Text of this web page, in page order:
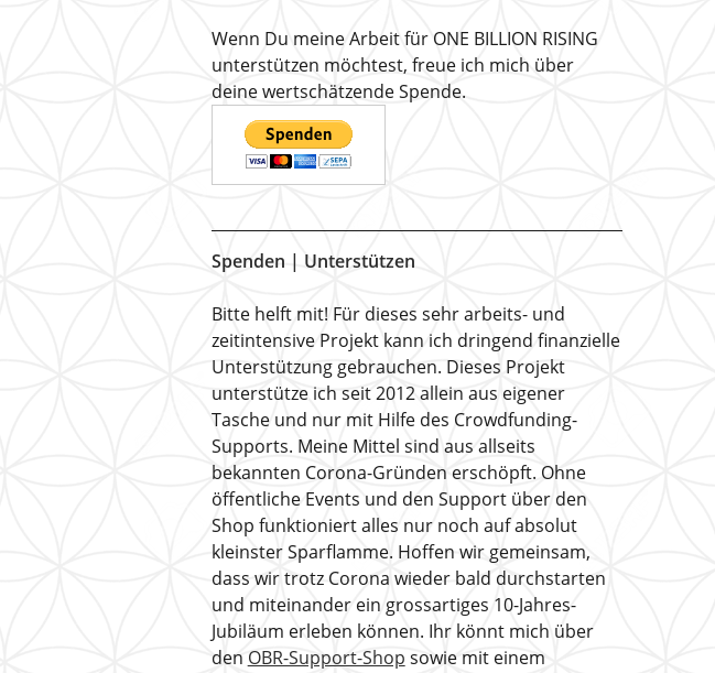
Wenn Du meine Arbeit für ONE BILLION RISING
unterstützen möchtest, freue ich mich über
deine wertschätzende Spende.
Spenden | Unterstützen
Bitte helft mit! Für dieses sehr arbeits- und
zeitintensive Projekt kann ich dringend finanzielle
Unterstützung gebrauchen. Dieses Projekt
unterstütze ich seit 2012 allein aus eigener
Tasche und nur mit Hilfe des Crowdfunding-
Supports. Meine Mittel sind aus allseits
bekannten Corona-Gründen erschöpft. Ohne
öffentliche Events und den Support über den
Shop funktioniert alles nur noch auf absolut
kleinster Sparflamme. Hoffen wir gemeinsam,
dass wir trotz Corona wieder bald durchstarten
und miteinander ein grossartiges 10-Jahres-
Jubiläum erleben können. Ihr könnt mich über
den OBR-Support-Shop sowie mit einem